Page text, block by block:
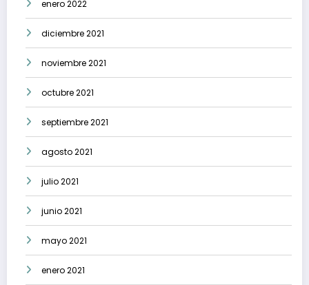
enero 2022
diciembre 2021
noviembre 2021
octubre 2021
septiembre 2021
agosto 2021
julio 2021
junio 2021
mayo 2021
enero 2021